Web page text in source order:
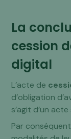
La
cession
digital
L’acte de
d’obligation
s’agit d’un
Par